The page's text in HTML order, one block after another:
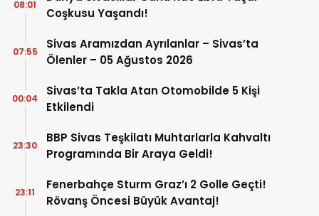
Coşkusu Yaşandı!
08:01
Sivas Aramızdan Ayrılanlar – Sivas’ta
Ölenler – 05 Ağustos 2026
07:55
Sivas’ta Takla Atan Otomobilde 5 Kişi
Etkilendi
00:04
BBP Sivas Teşkilatı Muhtarlarla Kahvaltı
Programında Bir Araya Geldi!
23:30
Fenerbahçe Sturm Graz’ı 2 Golle Geçti!
Rövanş Öncesi Büyük Avantaj!
23:11